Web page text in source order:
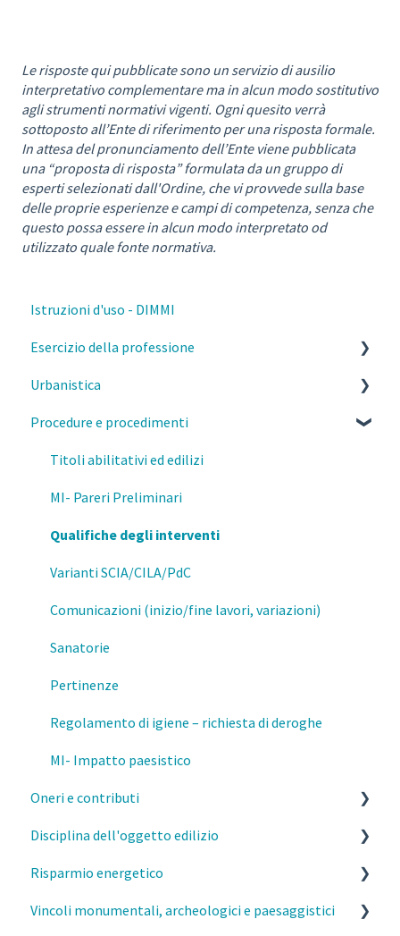
Le risposte qui pubblicate sono un servizio di ausilio
interpretativo complementare ma in alcun modo sostitutivo
agli strumenti normativi vigenti. Ogni quesito verrà
sottoposto all’Ente di riferimento per una risposta formale.
In attesa del pronunciamento dell’Ente viene pubblicata
una “proposta di risposta” formulata da un gruppo di
esperti selezionati dall'Ordine, che vi provvede sulla base
delle proprie esperienze e campi di competenza, senza che
questo possa essere in alcun modo interpretato od
utilizzato quale fonte normativa.
Istruzioni d'uso - DIMMI
Esercizio della professione
Parcelle, contratti e diritto civile
Deontologia
Responsabilità del professionista
Privacy e GDPR
Fisco
Prevenzione e Sicurezza Antincendio
Formazione
Urbanistica
PGT Milano- Norme morfologiche
PGT Milano- Piano delle regole
PGT Milano- Piano dei servizi
Piano di governo del territorio
Attestazione della consistenza Edilizia
Salvaguardia
Mutamenti di destinazione d'uso
Esercizio della professione
Procedure e procedimenti
Titoli abilitativi ed edilizi
MI- Pareri Preliminari
Qualifiche degli interventi
Varianti SCIA/CILA/PdC
Comunicazioni (inizio/fine lavori, variazioni)
Sanatorie
Pertinenze
Regolamento di igiene – richiesta di deroghe
MI- Impatto paesistico
Oneri e contributi
MI- Oneri urbanistici
MI- Contributo di costruzione
MI- Monetizzazione
Disciplina dell'oggetto edilizio
Caratteristiche costruttive e funzionali degli edifici
Distanze
Risparmio energetico
Esercizio della professione e parcelle
Vincoli monumentali, archeologici e paesaggistici